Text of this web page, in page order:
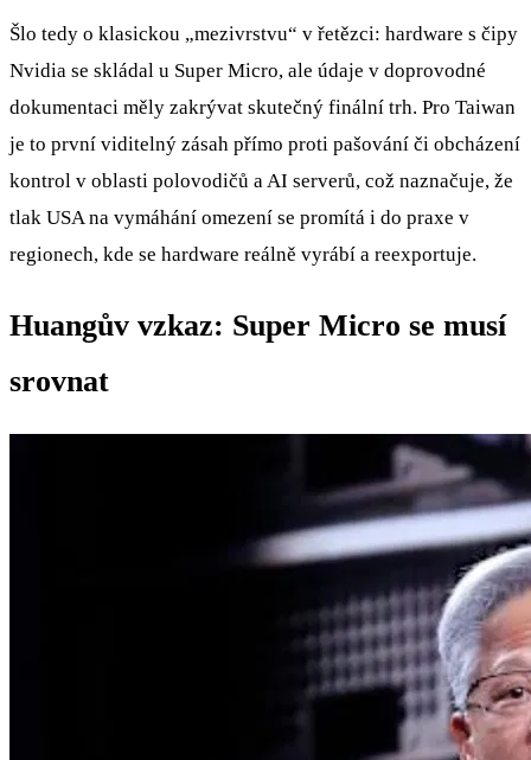
Šlo tedy o klasickou „mezivrstvu“ v řetězci: hardware s čipy
Nvidia se skládal u Super Micro, ale údaje v doprovodné
dokumentaci měly zakrývat skutečný finální trh. Pro Taiwan
je to první viditelný zásah přímo proti pašování či obcházení
kontrol v oblasti polovodičů a AI serverů, což naznačuje, že
tlak USA na vymáhání omezení se promítá i do praxe v
regionech, kde se hardware reálně vyrábí a reexportuje.
Huangův vzkaz: Super Micro se musí
srovnat